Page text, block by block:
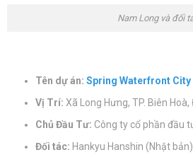
Nam Long và đối
Tên dự án: Spring Waterfront City
Vị Trí: Xã Long Hưng, TP. Biên Hoà,
Chủ Đầu Tư: Công ty cổ phần đầu
Đối tác: Hankyu Hanshin (Nhật